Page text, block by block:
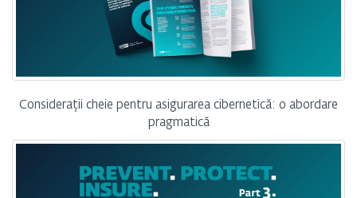
Considerații cheie pentru asigurarea cibernetică: o abordare
pragmatică